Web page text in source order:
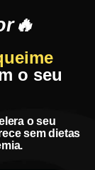
o seu
o seu
sem dietas